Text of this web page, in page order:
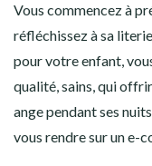
Vous commencez à
réfléchissez à sa
pour votre enfant,
qualité, sains, qui
ange pendant ses
vous rendre sur un e-